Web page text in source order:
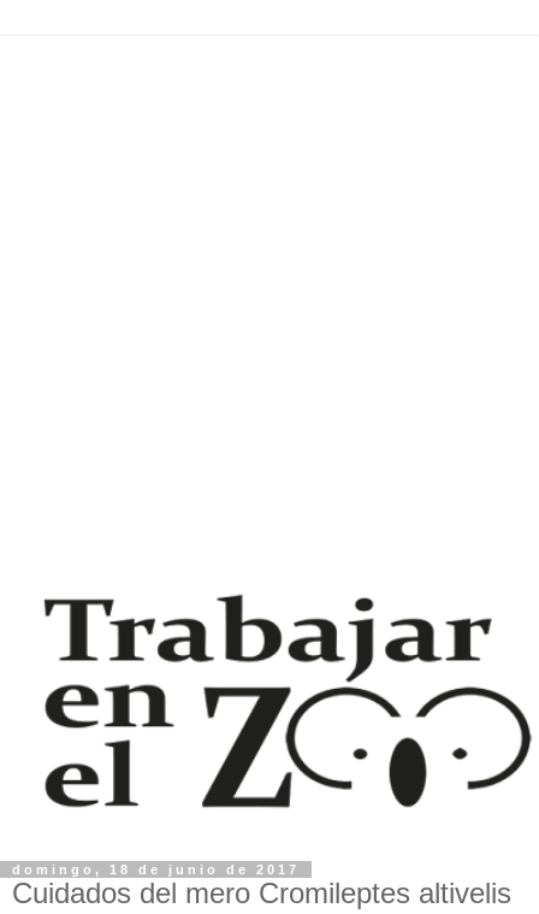
domingo, 18 de junio de 2017
Cuidados del mero Cromileptes altivelis